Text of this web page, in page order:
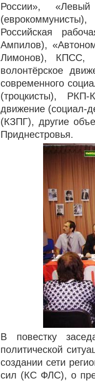
России»,
Российская
Ампилов),
Лимонов), КПСС,
волонтёрское
современного
(троцкисты),
движение (социал-
(КЗПГ), другие
Приднестровья.
В повестку
политической
создании сети
сил (КС ФЛС), о